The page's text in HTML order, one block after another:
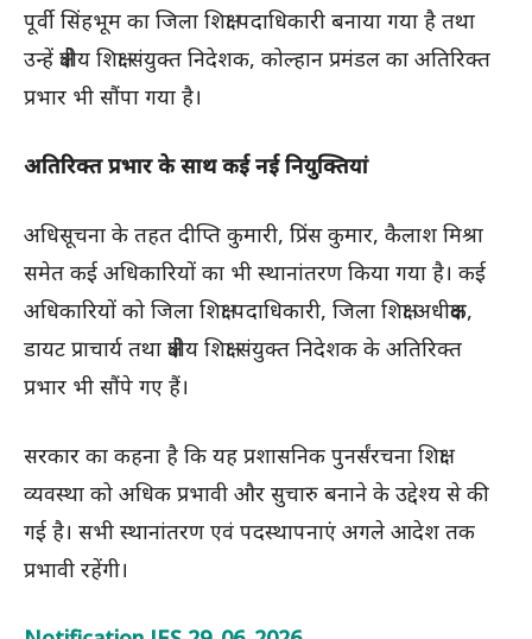
पूर्वी सिंहभूम का जिला शिक्षा पदाधिकारी बनाया गया है तथा
उन्हें क्षेत्रीय शिक्षा संयुक्त निदेशक, कोल्हान प्रमंडल का अतिरिक्त
प्रभार भी सौंपा गया है।
अतिरिक्त प्रभार के साथ कई नई नियुक्तियां
अधिसूचना के तहत दीप्ति कुमारी, प्रिंस कुमार, कैलाश मिश्रा
समेत कई अधिकारियों का भी स्थानांतरण किया गया है। कई
अधिकारियों को जिला शिक्षा पदाधिकारी, जिला शिक्षा अधीक्षक,
डायट प्राचार्य तथा क्षेत्रीय शिक्षा संयुक्त निदेशक के अतिरिक्त
प्रभार भी सौंपे गए हैं।
सरकार का कहना है कि यह प्रशासनिक पुनर्संरचना शिक्षा
व्यवस्था को अधिक प्रभावी और सुचारु बनाने के उद्देश्य से की
गई है। सभी स्थानांतरण एवं पदस्थापनाएं अगले आदेश तक
प्रभावी रहेंगी।